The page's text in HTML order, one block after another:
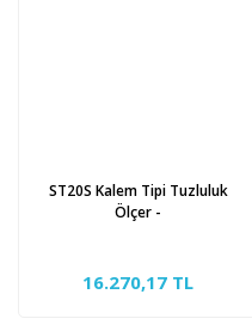
ST20S Kalem Tipi Tuzluluk
Ölçer -
16.270,17 TL